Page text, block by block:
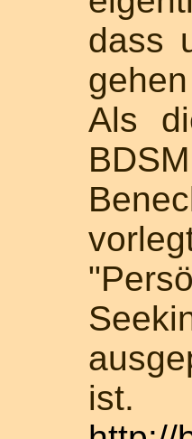
dass
Als
ist.